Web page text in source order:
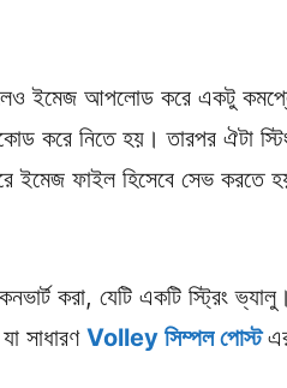
ইমেজ আপলোড করে একটু
নিতে হয়। তারপর ঐটা স্টিং
ইমেজ ফাইল হিসেবে সেভ করতে
করা, যেটি একটি স্ট্রিং ভ্যালু।
সাধারণ Volley সিম্পল পোস্ট